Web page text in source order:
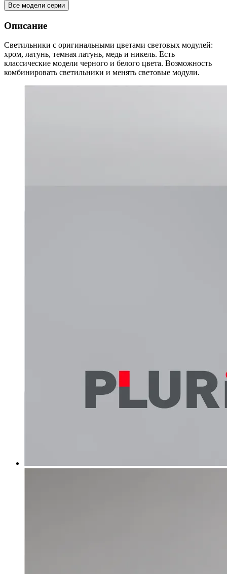
Все модели серии
Описание
Светильники с оригинальными цветами световых модулей:
хром, латунь, темная латунь, медь и никель. Есть
классические модели черного и белого цвета. Возможность
комбинировать светильники и менять световые модули.